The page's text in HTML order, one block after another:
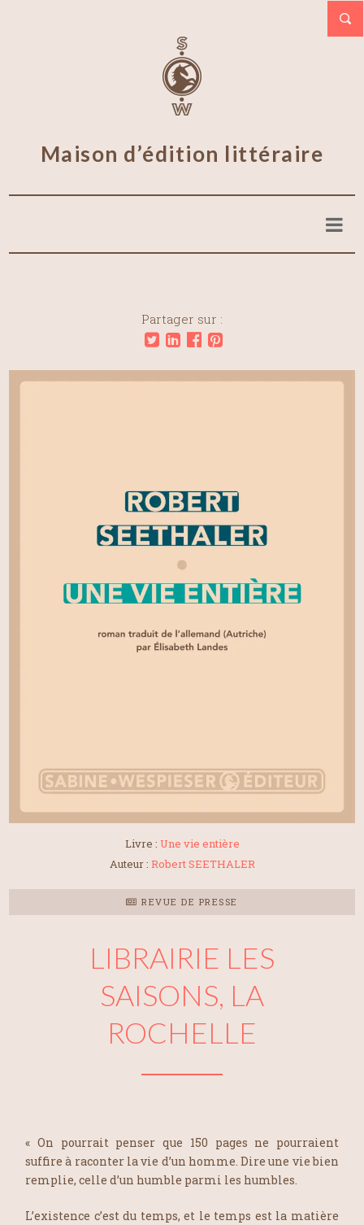
Maison d’édition littéraire
Partager sur :
Livre : Une vie entière
Auteur : Robert SEETHALER
REVUE DE PRESSE
LIBRAIRIE LES
SAISONS, LA
ROCHELLE
« On pourrait penser que 150 pages ne pourraient
suffire à raconter la vie d’un homme. Dire une vie bien
remplie, celle d’un humble parmi les humbles.
L’existence c’est du temps, et le temps est la matière